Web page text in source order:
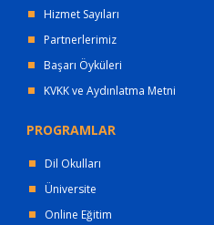
Hizmet Sayıları
Partnerlerimiz
Başarı Öyküleri
KVKK ve Aydınlatma Metni
PROGRAMLAR
Dil Okulları
Üniversite
Online Eğitim